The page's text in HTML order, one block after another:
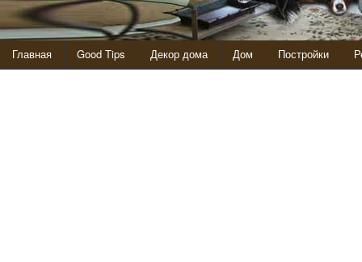
Главная Good Tips Декор дома Дом Постройки